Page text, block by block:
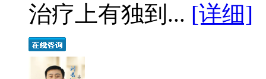
治疗上有独到... [详细]